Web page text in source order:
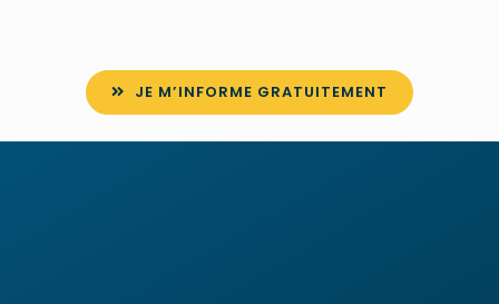
JE M’INFORME GRATUITEMENT